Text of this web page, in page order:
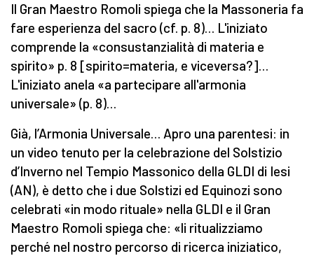
Il Gran Maestro Romoli spiega che la Massoneria fa
fare esperienza del sacro (cf. p. 8)… L'iniziato
comprende la «consustanzialità di materia e
spirito» p. 8 [spirito=materia, e viceversa?]…
L'iniziato anela «a partecipare all'armonia
universale» (p. 8)…
Già, l’Armonia Universale… Apro una parentesi: in
un video tenuto per la celebrazione del Solstizio
d’Inverno nel Tempio Massonico della GLDI di Iesi
(AN), è detto che i due Solstizi ed Equinozi sono
celebrati «in modo rituale» nella GLDI e il Gran
Maestro Romoli spiega che: «li ritualizziamo
perché nel nostro percorso di ricerca iniziatico,